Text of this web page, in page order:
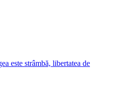
este strâmbă, libertatea de